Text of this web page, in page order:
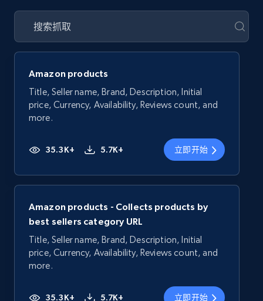
Amazon products
Title, Seller name, Brand, Description, Initial
price, Currency, Availability, Reviews count, and
more.
35.3K+ 5.7K+ 立即开始
Amazon products - Collects products by
best sellers category URL
Title, Seller name, Brand, Description, Initial
price, Currency, Availability, Reviews count, and
more.
35.3K+ 5.7K+ 立即开始